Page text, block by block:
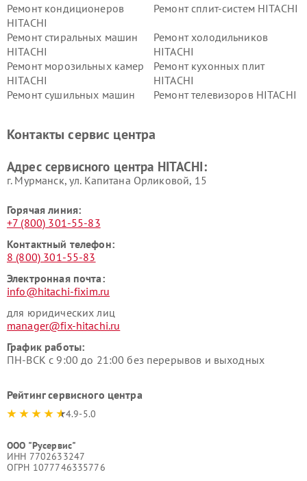
Ремонт кондиционеров
HITACHI
Ремонт сплит-систем HITACHI
Ремонт стиральных машин
HITACHI
Ремонт холодильников
HITACHI
Ремонт морозильных камер
HITACHI
Ремонт кухонных плит
HITACHI
Ремонт сушильных машин
Ремонт телевизоров HITACHI
данных HITACHI
HITACHI
HITACHI
HITACHI
Контакты сервис центра
Адрес сервисного центра HITACHI:
г. Мурманск, ул. Капитана Орликовой, 15
Горячая линия:
+7 (800) 301-55-83
Контактный телефон:
8 (800) 301-55-83
Электронная почта:
info@hitachi-fixim.ru
для юридических лиц
manager@fix-hitachi.ru
График работы:
ПН-ВСК с 9:00 до 21:00 без перерывов и выходных
Рейтинг сервисного центра
4.9-5.0
ООО "Русервис"
ИНН 7702633247
ОГРН 1077746335776